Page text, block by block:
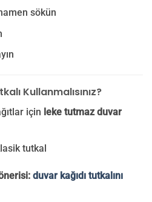
sökün
Kullanmalısınız?
için leke tutmaz duvar
tutkal
duvar kağıdı tutkalını